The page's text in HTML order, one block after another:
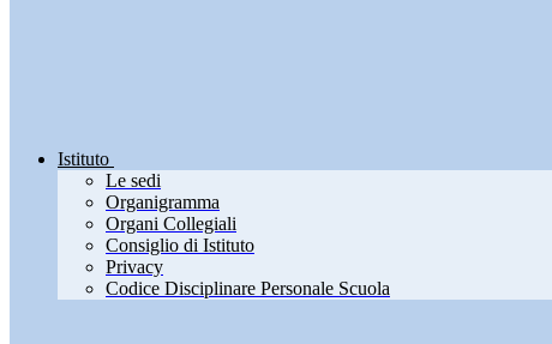
Istituto
Le sedi
Organigramma
Organi Collegiali
Consiglio di Istituto
Privacy
Codice Disciplinare Personale Scuola